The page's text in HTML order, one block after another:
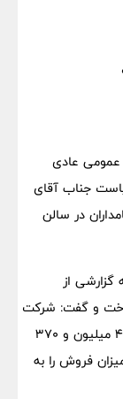
عمومی عادی
جناب آقای
۸۹.۹۸ درصد سهامداران در سالن
گزارشی از
این مجتمع در سال مالی ۱۴۰۲ پرداخت و ‌گفت: شرکت
پتروشیمی ‌نوری موفق شد در سال ۱۴۰۲، مقدار ۴ میلیون و ۳۷۰
میزان فروش را به